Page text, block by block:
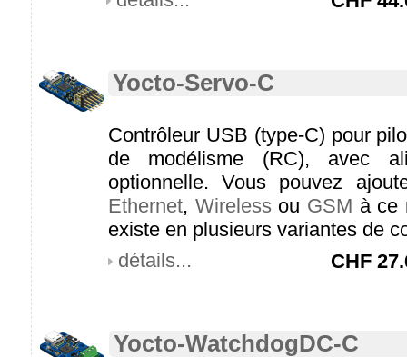
Yocto-Servo-C
Contrôleur USB (type-C) pour
de modélisme (RC), avec
optionnelle. Vous pouvez
Ethernet, Wirelessou GSM à ce
existe en plusieurs variantes de
détails...
CHF
Yocto-WatchdogDC-C